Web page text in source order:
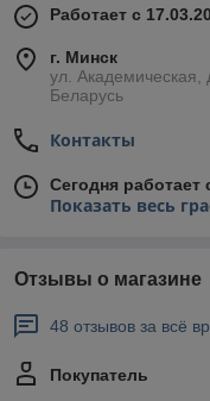
Работает с
г. Минск
ул. Академическая,
Беларусь
Контакты
Сегодня работает
Показать весь
Отзывы о магазине
48 отзывов за всё
Покупатель